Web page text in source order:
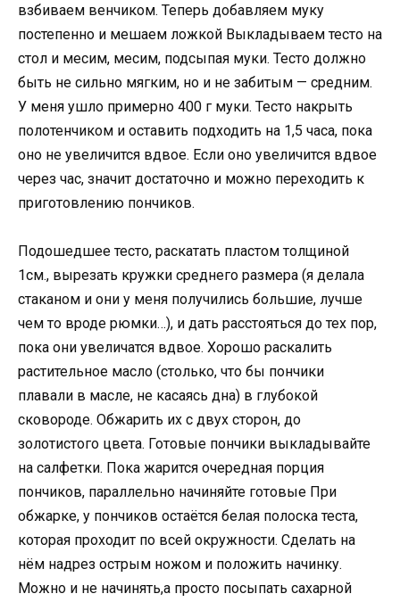
взбиваем венчиком. Теперь добавляем муку
постепенно и мешаем ложкой Выкладываем тесто на
стол и месим, месим, подсыпая муки. Тесто должно
быть не сильно мягким, но и не забитым — средним.
У меня ушло примерно 400 г муки. Тесто накрыть
полотенчиком и оставить подходить на 1,5 часа, пока
оно не увеличится вдвое. Если оно увеличится вдвое
через час, значит достаточно и можно переходить к
приготовлению пончиков.
Подошедшее тесто, раскатать пластом толщиной
1см., вырезать кружки среднего размера (я делала
стаканом и они у меня получились большие, лучше
чем то вроде рюмки…), и дать расстояться до тех пор,
пока они увеличатся вдвое. Хорошо раскалить
растительное масло (столько, что бы пончики
плавали в масле, не касаясь дна) в глубокой
сковороде. Обжарить их с двух сторон, до
золотистого цвета. Готовые пончики выкладывайте
на салфетки. Пока жарится очередная порция
пончиков, параллельно начиняйте готовые При
обжарке, у пончиков остаётся белая полоска теста,
которая проходит по всей окружности. Сделать на
нём надрез острым ножом и положить начинку.
Можно и не начинять,а просто посыпать сахарной